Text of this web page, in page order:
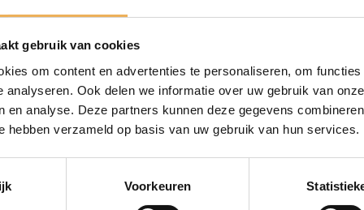
gebruik van cookies
om content en advertenties te personaliseren, om
analyseren. Ook delen we informatie over uw gebruik van
en analyse. Deze partners kunnen deze gegevens
hebben verzameld op basis van uw gebruik van hun services.
Voorkeuren